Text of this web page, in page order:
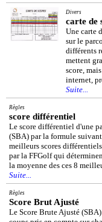
Divers
carte de
Une carte
sur le
différents
mettent
score,
internet,
Suite...
Règles
score différentiel
Le score différentiel d'une
(SBA) par la formule
meilleurs scores
par la FFGolf qui
la moyenne des ces 8
Suite...
Règles
Score Brut Ajusté
Le Score Brute Ajusté